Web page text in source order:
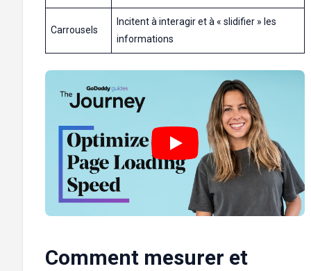
Carrousels
Incitent à interagir et à « slidifier » les
informations
Comment mesurer et